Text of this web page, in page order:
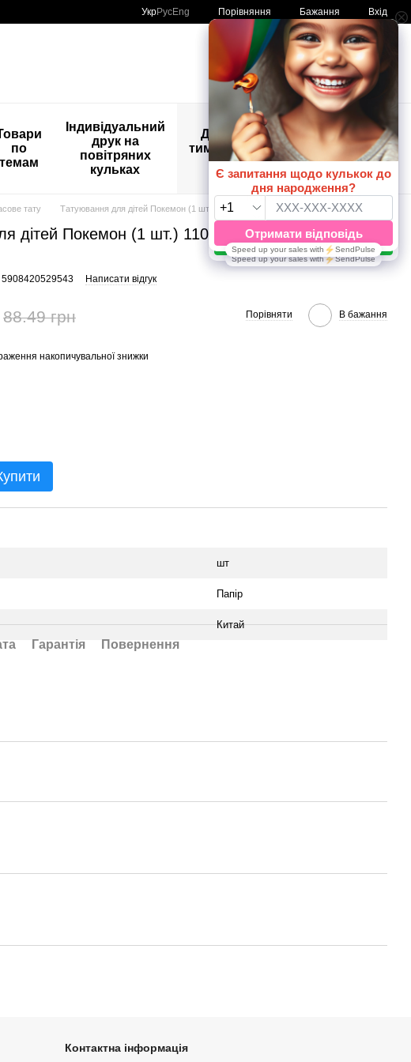
УкрРусEng Порівняння Бажання Вхід
Мій кошик
по
темам
Індивідуальний
друк на
повітряних
кульках
Дитяче
тимчасове
тату
🚨🚨🚨
Розпродаж
Кульки з
друком😀
🎈
тату Татуювання для дітей Покемон (1 шт.) 110х160 мм, 1 шт., Покемон
дітей Покемон (1 шт.) 110х160 мм, 1 шт.,
5908420529543 Написати відгук
88.49 грн Порівняти В бажання
накопичувальної знижки
шт
Папір
Китай
Гарантія Повернення
Контактна інформація